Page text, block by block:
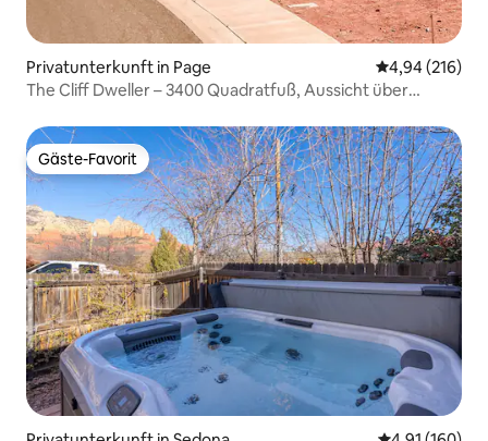
Privatunterkunft in Page
4,94 (216)
The Cliff Dweller – 3400 Quadratfuß, Aussicht über
Gäste-Favorit
Gäste-Favorit